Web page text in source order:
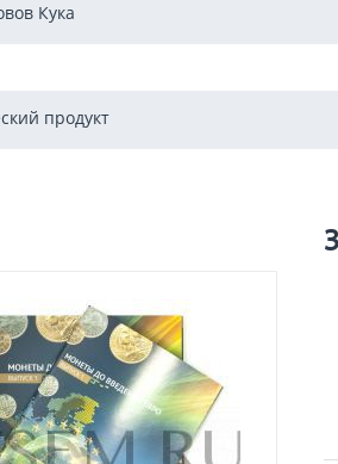
Кука
продукт